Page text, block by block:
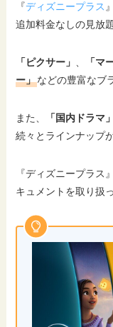
『ディズニープラス
追加料金なしの見放題
「ピクサー」 、 「マ
ー」などの豊富なブ
また、 「国内ドラマ
続々とラインナップ
『ディズニープラス
キュメントを取り扱